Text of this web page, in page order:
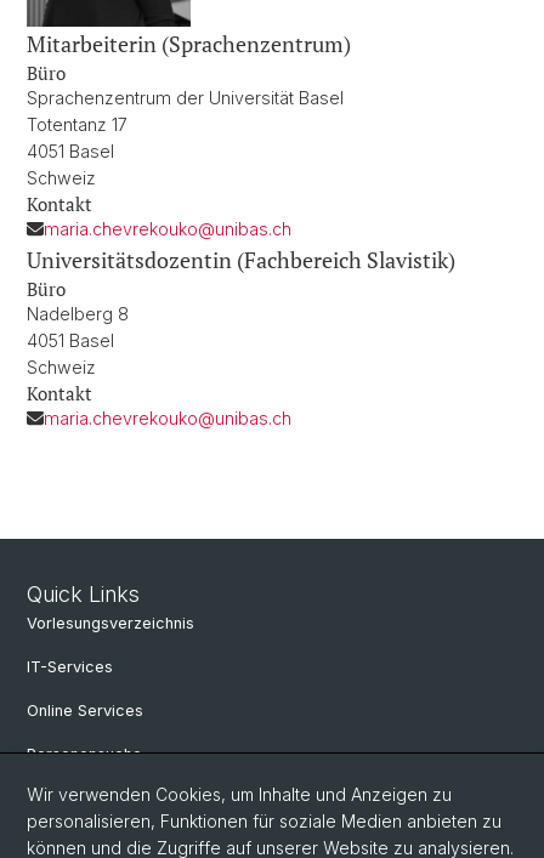
Mitarbeiterin (Sprachenzentrum)
Büro
Sprachenzentrum der Universität Basel
Totentanz 17
4051 Basel
Schweiz
Kontakt
maria.chevrekouko@unibas.ch
Universitätsdozentin (Fachbereich Slavistik)
Büro
Nadelberg 8
4051 Basel
Schweiz
Kontakt
maria.chevrekouko@unibas.ch
Quick Links
Vorlesungsverzeichnis
IT-Services
Online Services
Personensuche
Personeninfo
Profilbereich Osteuropa
Wir verwenden Cookies, um Inhalte und Anzeigen zu
personalisieren, Funktionen für soziale Medien anbieten zu
können und die Zugriffe auf unserer Website zu analysieren.